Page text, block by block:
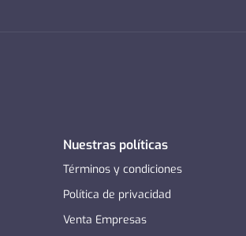
Nuestras políticas
Términos y condiciones
Política de privacidad
Venta Empresas